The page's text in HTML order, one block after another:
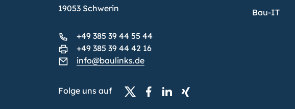
19053 Schwerin
+49 385 39 44 55 44
+49 385 39 44 42 16
info@baulinks.de
Folge uns auf
Bau-IT